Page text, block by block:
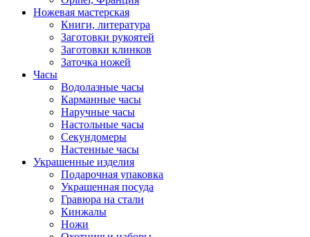
Ножевая мастерская
Книги, литература
Заготовки рукоятей
Заготовки клинков
Заточка ножей
Часы
Водолазные часы
Карманные часы
Наручные часы
Настольные часы
Секундомеры
Настенные часы
Украшенные изделия
Подарочная упаковка
Украшенная посуда
Гравюра на стали
Кинжалы
Ножи